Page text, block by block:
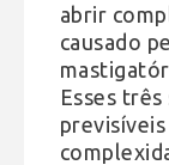
abrir
causado
Esses